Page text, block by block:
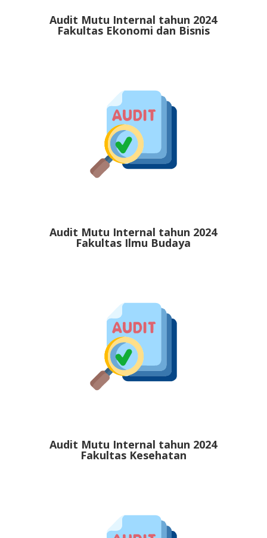
Audit Mutu Internal tahun 2024
Fakultas Ekonomi dan Bisnis
Audit Mutu Internal tahun 2024
Fakultas Ilmu Budaya
Audit Mutu Internal tahun 2024
Fakultas Kesehatan